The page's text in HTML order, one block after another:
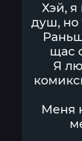
Хэй, я
душ, но
щас
Я
Меня